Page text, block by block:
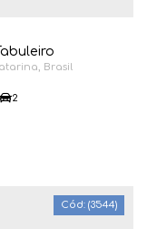
, Brasil
2
(3544)